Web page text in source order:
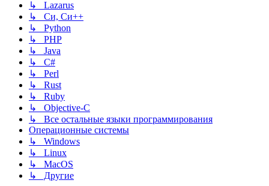
↳ Lazarus
↳ Си, Си++
↳ Python
↳ PHP
↳ Java
↳ C#
↳ Perl
↳ Rust
↳ Ruby
↳ Objective-C
↳ Все остальные языки программирования
Операционные системы
↳ Windows
↳ Linux
↳ MacOS
↳ Другие